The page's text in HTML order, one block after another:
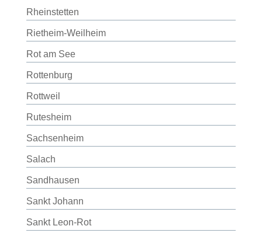
Rheinstetten
Rietheim-Weilheim
Rot am See
Rottenburg
Rottweil
Rutesheim
Sachsenheim
Salach
Sandhausen
Sankt Johann
Sankt Leon-Rot